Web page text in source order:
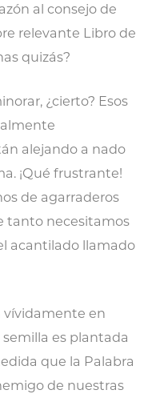
al consejo de
relevante Libro de
quizás?
¿cierto? Esos
alejando a nado
¡Qué frustrante!
de agarraderos
tanto necesitamos
acantilado llamado
vívidamente en
semilla es plantada
que la Palabra
de nuestras